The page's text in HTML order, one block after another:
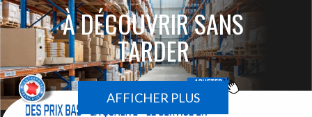
À DÉCOUVRIR SANS
TARDER
AFFICHER PLUS